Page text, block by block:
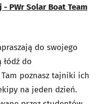
PWr Solar Boat Team
do swojego
do
poznasz tajniki ich
na jeden dzień.